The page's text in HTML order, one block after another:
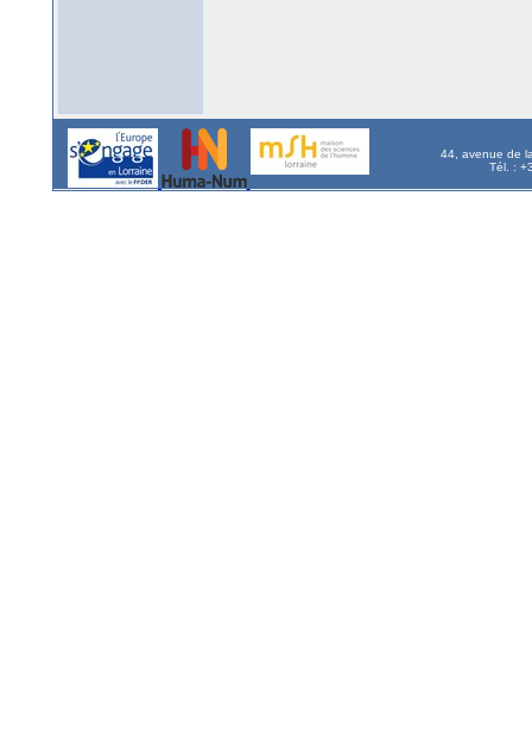
44, avenue de
Tél. :